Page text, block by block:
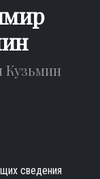
Кузьмин
сведения